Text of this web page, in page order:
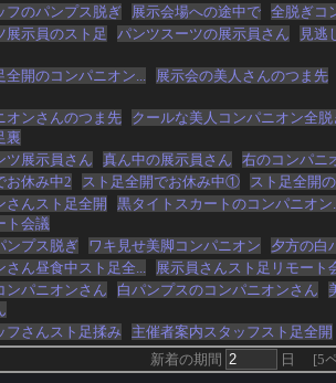
フのパンプス脱ぎ 展示会場への途中で 全脱ぎコ
展示員のスト足 パンツスーツの展示員さん
見逃
開のコンパニオン...
展示会の美人さんのつま先
オンさんのつま先
クールな美人コンパニオン全脱
裏
ツ展示員さん 真ん中の展示員さん
右のコンパニ
お休み中2 スト足全開でお休み中①
スト足全開
さんスト足全開
黒タイトスカートのコンパニオン
ト会議
ンプス脱ぎ ワキ見せ美脚コンパニオン
夕方の白
ん昼食中スト足全...
展示員さんスト足リモート
ンパニオンさん 白パンプスのコンパニオンさん
フさんスト足揉み
主催者案内スタッフスト足全開
新着の期間
日 [5